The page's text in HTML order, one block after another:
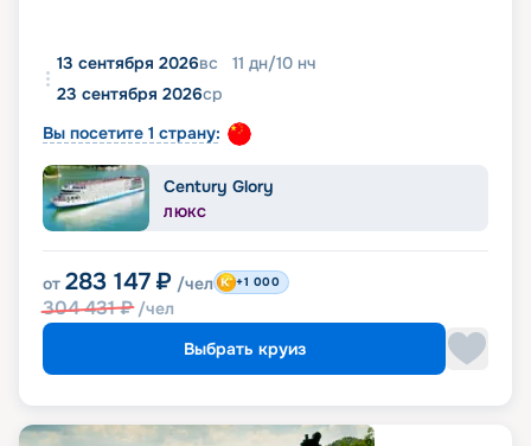
13 сентября 2026вс 11 дн/10 нч
23 сентября 2026ср
Вы посетите 1 страну:
Century Glory
ЛЮКС
от 283 147 ₽ /чел
304 431₽ /чел
+1 000
Выбрать круиз